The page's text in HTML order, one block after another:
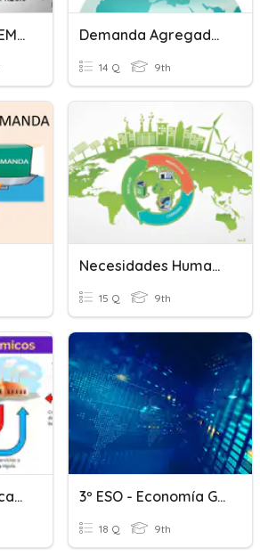
LA OFERTA Y LA DEMANDA/ NORMAS ISO Demanda Agregada 1º Bachiller
14 Q 9th
Necesidades Humanas, Producción Y Sistemas Económicos
15 Q 9th
Circulacion Y Mercados 3º ESO - Economía Global
18 Q 9th